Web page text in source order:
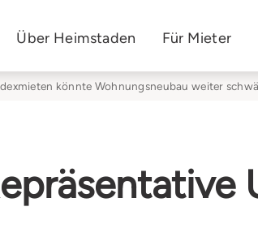
Über Heimstaden Für Mieter
könnte Wohnungsneubau weiter